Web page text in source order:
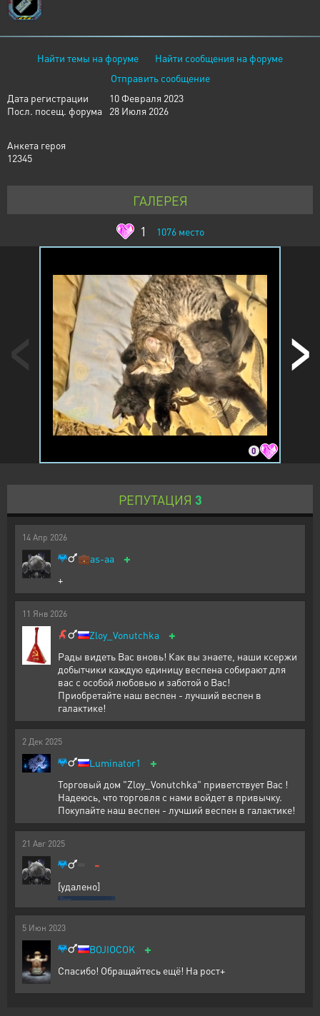
Найти темы на форуме
Найти сообщения на форуме
Отправить сообщение
Дата регистрации
10 Февраля 2023
Посл. посещ. форума
28 Июля 2026
Анкета героя
12345
ГАЛЕРЕЯ
1
1076место
0
РЕПУТАЦИЯ 3
14 Апр 2026
💼as-aa +
+
11 Янв 2026
Zloy_Vonutchka +
Рады видеть Вас вновь! Как вы знаете, наши ксержи
добытчики каждую единицу веспена собирают для
вас с особой любовью и заботой о Вас!
Приобретайте наш веспен - лучший веспен в
галактике!
2 Дек 2025
Luminator1 +
Торговый дом "Zloy_Vonutchka" приветствует Вас !
Надеюсь, что торговля с нами войдет в привычку.
Покупайте наш веспен - лучший веспен в галактике!
21 Авг 2025
-
[удалено]
5 Июн 2023
BOJIOCOK +
Спасибо! Обращайтесь ещё! На рост+